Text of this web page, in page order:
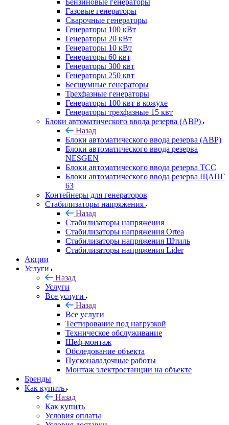
Бензиновые генераторы
Газовые генераторы
Сварочные генераторы
Генераторы 100 кВт
Генераторы 20 кВт
Генераторы 10 кВт
Генераторы 60 квт
Генераторы 300 квт
Генераторы 250 квт
Бесшумные генераторы
Трехфазные генераторы
Генераторы 100 квт в кожухе
Генераторы трехфазные 15 квт
Блоки автоматического ввода резерва (АВР)
Назад
Блоки автоматического ввода резерва (АВР)
Блоки автоматического ввода резерва
NESGEN
Блоки автоматического ввода резерва ТСС
Блоки автоматического ввода резерва ЩАПГ
63
Контейнеры для генераторов
Стабилизаторы напряжения
Назад
Стабилизаторы напряжения
Стабилизаторы напряжения Ortea
Стабилизаторы напряжения Штиль
Стабилизаторы напряжения Lider
Акции
Услуги
Назад
Услуги
Все услуги
Назад
Все услуги
Тестирование под нагрузкой
Техническое обслуживание
Шеф-монтаж
Обследование объекта
Пусконаладочные работы
Монтаж электростанции на объекте
Бренды
Как купить
Назад
Как купить
Условия оплаты